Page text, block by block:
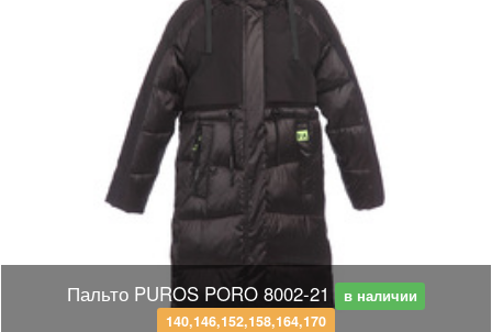
Пальто PUROS PORO 8002-21
в наличии
140,146,152,158,164,170